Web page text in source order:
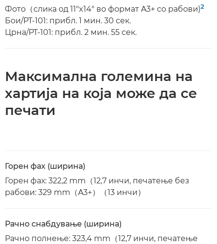
Фото（слика од 11"x14" во формат A3+ со рабови)2
Бои/PT-101: прибл. 1 мин. 30 сек.
Црна/PT-101: прибл. 2 мин. 55 сек.
Максимална големина на
хартија на која може да се
печати
Горен фах (ширина)
Горен фах: 322,2 mm（12,7 инчи, печатење без
рабови: 329 mm（A3+）（13 инчи）
Рачно снабдување (ширина)
Рачно полнење: 323,4 mm（12,7 инчи, печатење